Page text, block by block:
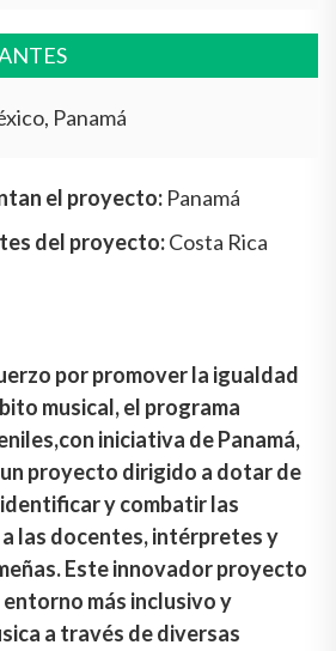
Panamá
el proyecto: Panamá
del proyecto:Costa Rica
por promover la igualdad
musical, el programa
iniciativa de Panamá,
proyecto dirigido a dotar de
y combatir las
las docentes, intérpretes y
Este innovador proyecto
más inclusivo y
a través de diversas